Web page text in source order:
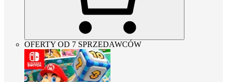
OFERTY OD 7 SPRZEDAWCÓW